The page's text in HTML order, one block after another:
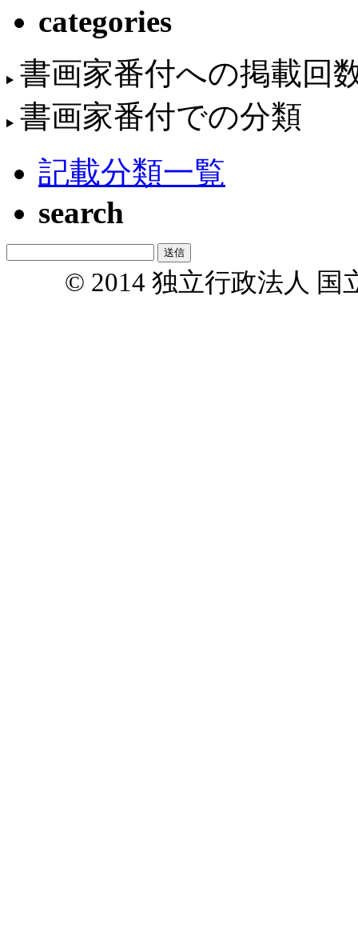
categories
書画家番付への掲載回
書画家番付での分類
記載分類一覧
search
© 2014 独立行政法人 国